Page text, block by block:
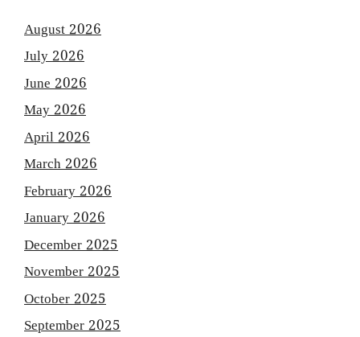
August 2026
July 2026
June 2026
May 2026
April 2026
March 2026
February 2026
January 2026
December 2025
November 2025
October 2025
September 2025